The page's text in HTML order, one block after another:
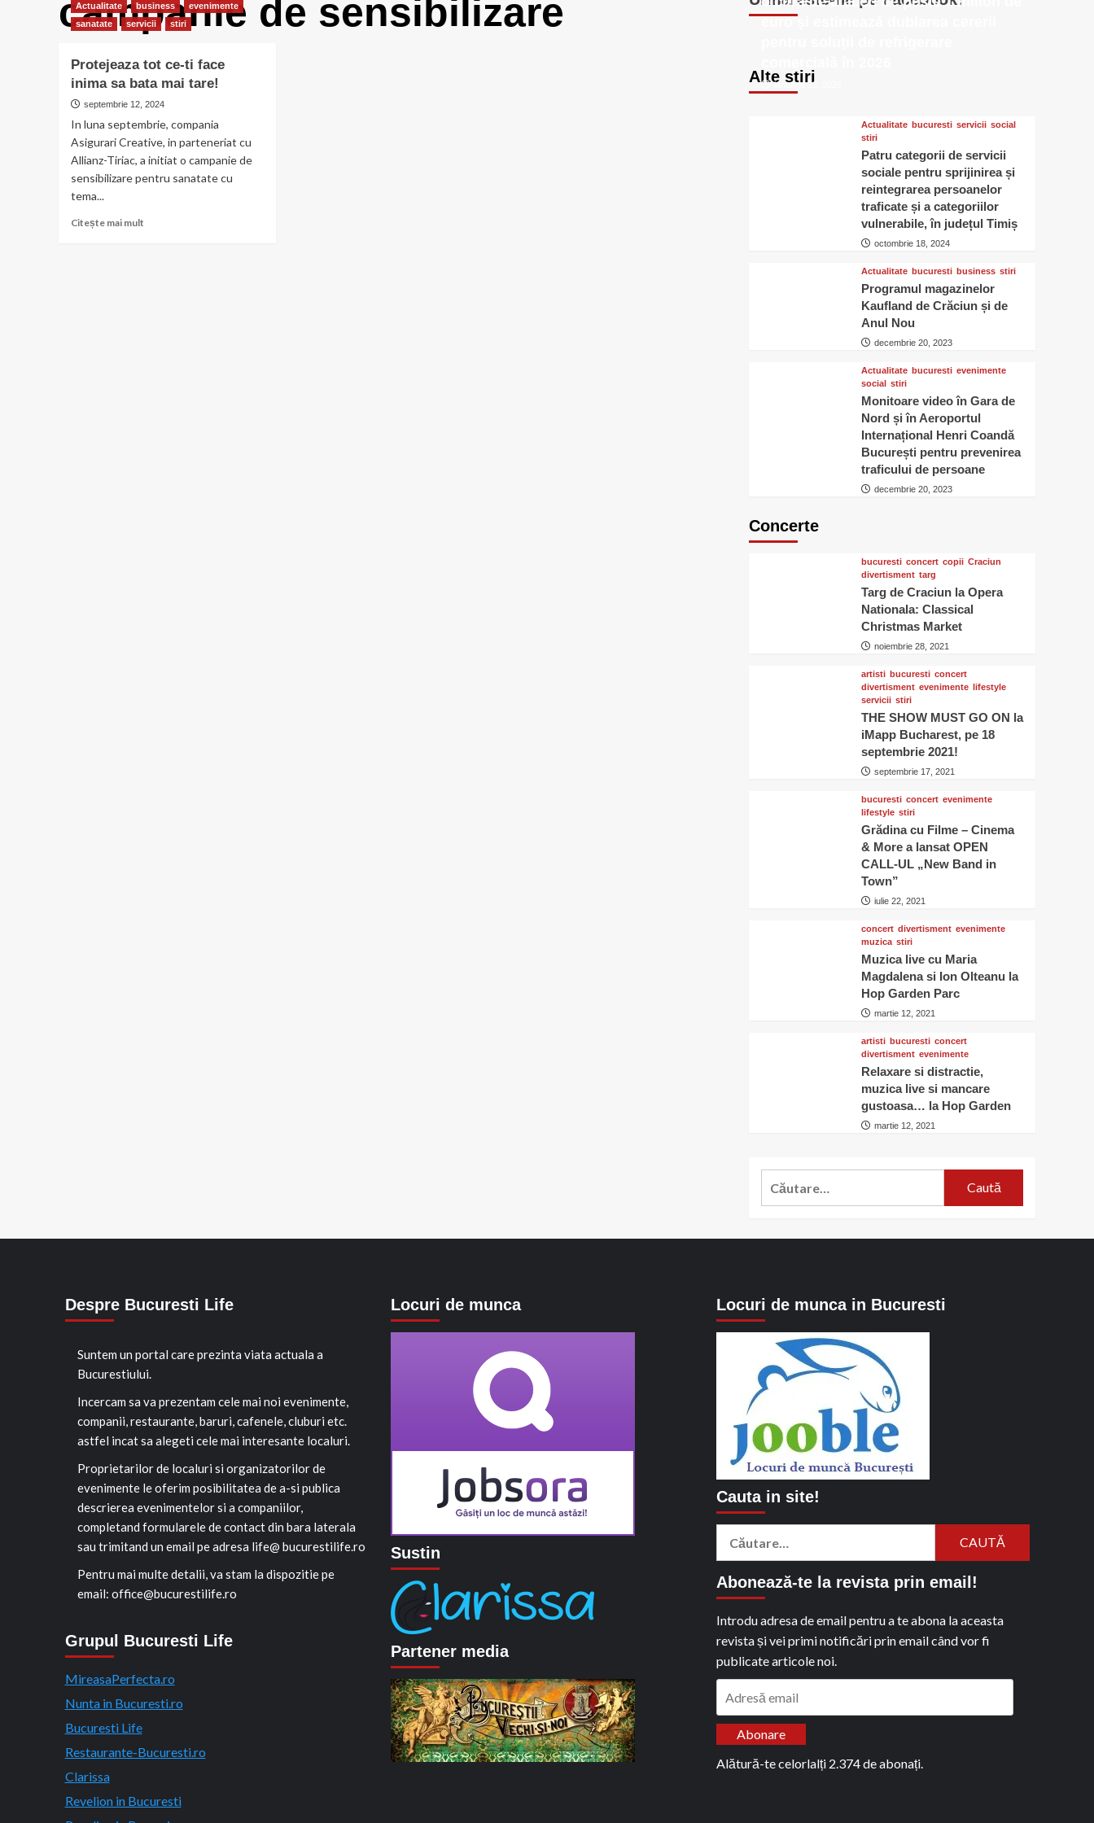
campanie de sensibilizare
Actualitate business
evenimente
sanatate
servicii stiri
Protejeaza tot ce-ti face
inima sa bata mai tare!
septembrie 12, 2024
In luna septembrie, compania
Asigurari Creative, in parteneriat cu
Allianz-Tiriac, a initiat o campanie de
sensibilizare pentru sanatate cu
tema...
Citește mai mult
Alte stiri
euro și estimează dublarea cererii
ianuarie 23, 2026
Actualitate bucuresti servicii social
stiri
Patru categorii de servicii
sociale pentru sprijinirea și
reintegrarea persoanelor
traficate și a categoriilor
vulnerabile, în județul Timiș
octombrie 18, 2024
Actualitate bucuresti business stiri
Programul magazinelor
Kaufland de Crăciun și de
Anul Nou
decembrie 20, 2023
Actualitate bucuresti evenimente
social stiri
Monitoare video în Gara de
Nord și în Aeroportul
Internațional Henri Coandă
București pentru prevenirea
traficului de persoane
decembrie 20, 2023
Concerte
bucuresti concert copii Craciun
divertisment targ
Targ de Craciun la Opera
Nationala: Classical
Christmas Market
noiembrie 28, 2021
artisti bucuresti concert
divertisment evenimente lifestyle
servicii stiri
THE SHOW MUST GO ON la
iMapp Bucharest, pe 18
septembrie 2021!
septembrie 17, 2021
bucuresti concert evenimente
lifestyle stiri
Grădina cu Filme – Cinema
& More a lansat OPEN
CALL-UL „New Band in
Town”
iulie 22, 2021
concert divertisment evenimente
muzica stiri
Muzica live cu Maria
Magdalena si Ion Olteanu la
Hop Garden Parc
martie 12, 2021
artisti bucuresti concert
divertisment evenimente
Relaxare si distractie,
muzica live si mancare
gustoasa… la Hop Garden
martie 12, 2021
Caută
Despre Bucuresti Life
Suntem un portal care prezinta viata actuala a
Bucurestiului.
Incercam sa va prezentam cele mai noi evenimente,
companii, restaurante, baruri, cafenele, cluburi etc.
astfel incat sa alegeti cele mai interesante localuri.
Proprietarilor de localuri si organizatorilor de
evenimente le oferim posibilitatea de a-si publica
descrierea evenimentelor si a companiilor,
completand formularele de contact din bara laterala
sau trimitand un email pe adresa life@ bucurestilife.ro
Pentru mai multe detalii, va stam la dispozitie pe
email: office@bucurestilife.ro
Grupul Bucuresti Life
MireasaPerfecta.ro
Nunta in Bucuresti.ro
Bucuresti Life
Restaurante-Bucuresti.ro
Clarissa
Revelion in Bucuresti
Locuri de munca
Sustin
Partener media
Locuri de munca in Bucuresti
Cauta in site!
Caută
Abonează-te la revista prin email!
Introdu adresa de email pentru a te abona la aceasta
revista și vei primi notificări prin email când vor fi
publicate articole noi.
Abonare
Alătură-te celorlalți 2.374 de abonați.